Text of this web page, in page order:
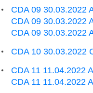
CDA 09 30.03.2022
CDA 09 30.03.2022
CDA 09 30.03.2022
CDA 10 30.03.2022
CDA 11 11.04.2022
CDA 11 11.04.2022